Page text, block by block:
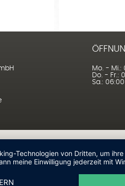
Mo. - Mi.:
Do. - Fr.:
Sa.:
Technologien von Dritten, um
meine Einwilligung jederzeit mit